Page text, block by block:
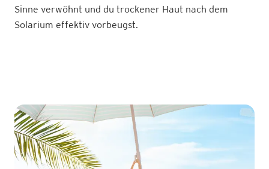
Sinne verwöhnt und du trockener Haut nach dem
Solarium effektiv vorbeugst.